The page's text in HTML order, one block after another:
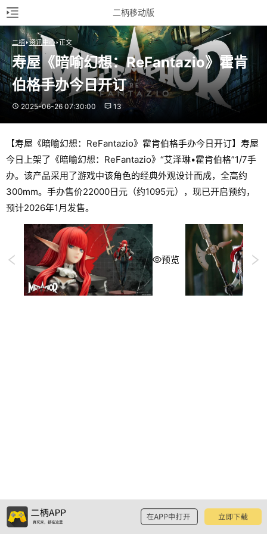
二柄移动版
二柄 资讯中心 正文
寿屋《暗喻幻想：ReFantazio》霍肯
伯格手办今日开订
2025-06-26 07:30:00 13
【寿屋《暗喻幻想：ReFantazio》霍肯伯格手办今日开订】寿屋
今日上架了《暗喻幻想：ReFantazio》“艾泽琳•霍肯伯格”1/7手
办。该产品采用了游戏中该角色的经典外观设计而成，全高约
300mm。手办售价22000日元（约1095元），现已开启预约，
预计2026年1月发售。
预览